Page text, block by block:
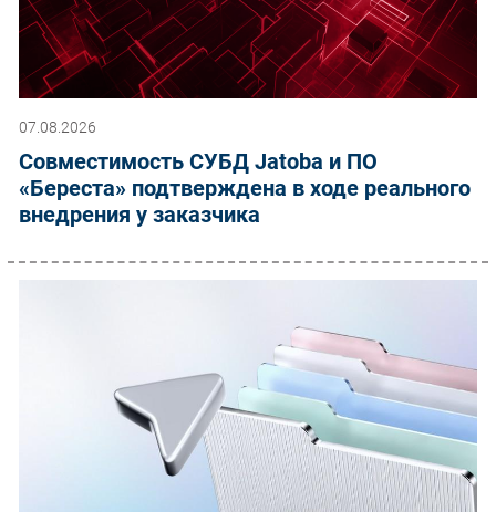
07.08.2026
Совместимость СУБД Jatoba и ПО
«Береста» подтверждена в ходе реального
внедрения у заказчика